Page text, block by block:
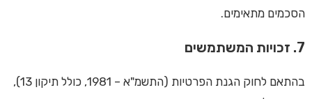
הסכמים מתאימים.
7. זכויות המשתמשים
בהתאם לחוק הגנת הפרטיות (התשמ"א – 1981, כולל תיקון 13),